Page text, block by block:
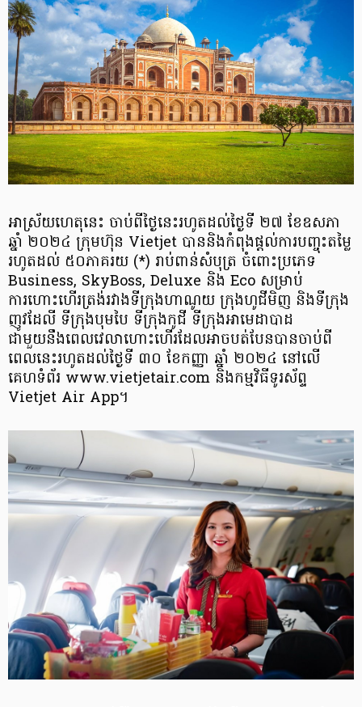
​អាស្រ័យហេតុនេះ ចាប់ពី​ថ្ងៃនេះ​រហូតដល់​ថ្ងៃទី ២៧ ខែឧសភា
ឆ្នាំ ២០២៤ ក្រុមហ៊ុន Vietjet បាន​និង​កំពុងផ្តល់ការបញ្ចុះ​តម្លៃ​
រហូតដល់ ៥០ភាគរយ (*) រាប់​ពាន់​​​​សំបុត្រ ចំពោះ​ប្រភេទ​
Business, SkyBoss, Deluxe និង Eco​ សម្រាប់​
ការហោះហើរ​ត្រង់​រវាង​ទីក្រុង​ហាណូយ ក្រុង​ហូជីមិញ និង​ទីក្រុង​
ញូវដែលី ទីក្រុង​បុ​ម​បៃ ទីក្រុង​កូ​ជី​ ទីក្រុង​អាមេដាបាដ
ជាមួយនឹង​ពេលវេលា​ហោះហើរ​ដែល​អាច​បត់បែន​បាន​ចាប់ពី
ពេលនេះ​រហូតដល់​ថ្ងៃទី ៣០ ខែកញ្ញា ឆ្នាំ ២០២៤ នៅលើ​
គេហទំព័រ www.vietjetair.com និង​កម្មវិធី​ទូរស័ព្ទ
Vietjet Air App។​